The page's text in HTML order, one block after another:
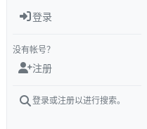
登录
没有帐号？
注册
登录或注册以进行搜索。